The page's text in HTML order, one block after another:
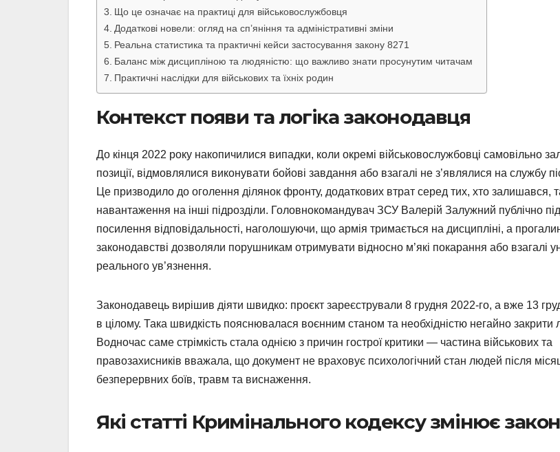
Що це означає на практиці для військовослужбовця
Додаткові новели: огляд на сп’яніння та адміністративні зміни
Реальна статистика та практичні кейси застосування закону 8271
Баланс між дисципліною та людяністю: що важливо знати просунутим читачам
Практичні наслідки для військових та їхніх родин
Контекст появи та логіка законодавця
До кінця 2022 року накопичилися випадки, коли окремі військовослужбовці самовільно
позиції, відмовлялися виконувати бойові завдання або взагалі не з’являлися на службу
Це призводило до оголення ділянок фронту, додаткових втрат серед тих, хто залишався,
навантаження на інші підрозділи. Головнокомандувач ЗСУ Валерій Залужний публічно
посилення відповідальності, наголошуючи, що армія тримається на дисципліні, а
законодавстві дозволяли порушникам отримувати відносно м’які покарання або взагалі
реального ув’язнення.
Законодавець вирішив діяти швидко: проєкт зареєстрували 8 грудня 2022-го, а вже 13
в цілому. Така швидкість пояснювалася воєнним станом та необхідністю негайно закрити
Водночас саме стрімкість стала однією з причин гострої критики — частина військових та
правозахисників вважала, що документ не враховує психологічний стан людей після
безперервних боїв, травм та виснаження.
Які статті Кримінального кодексу змінює